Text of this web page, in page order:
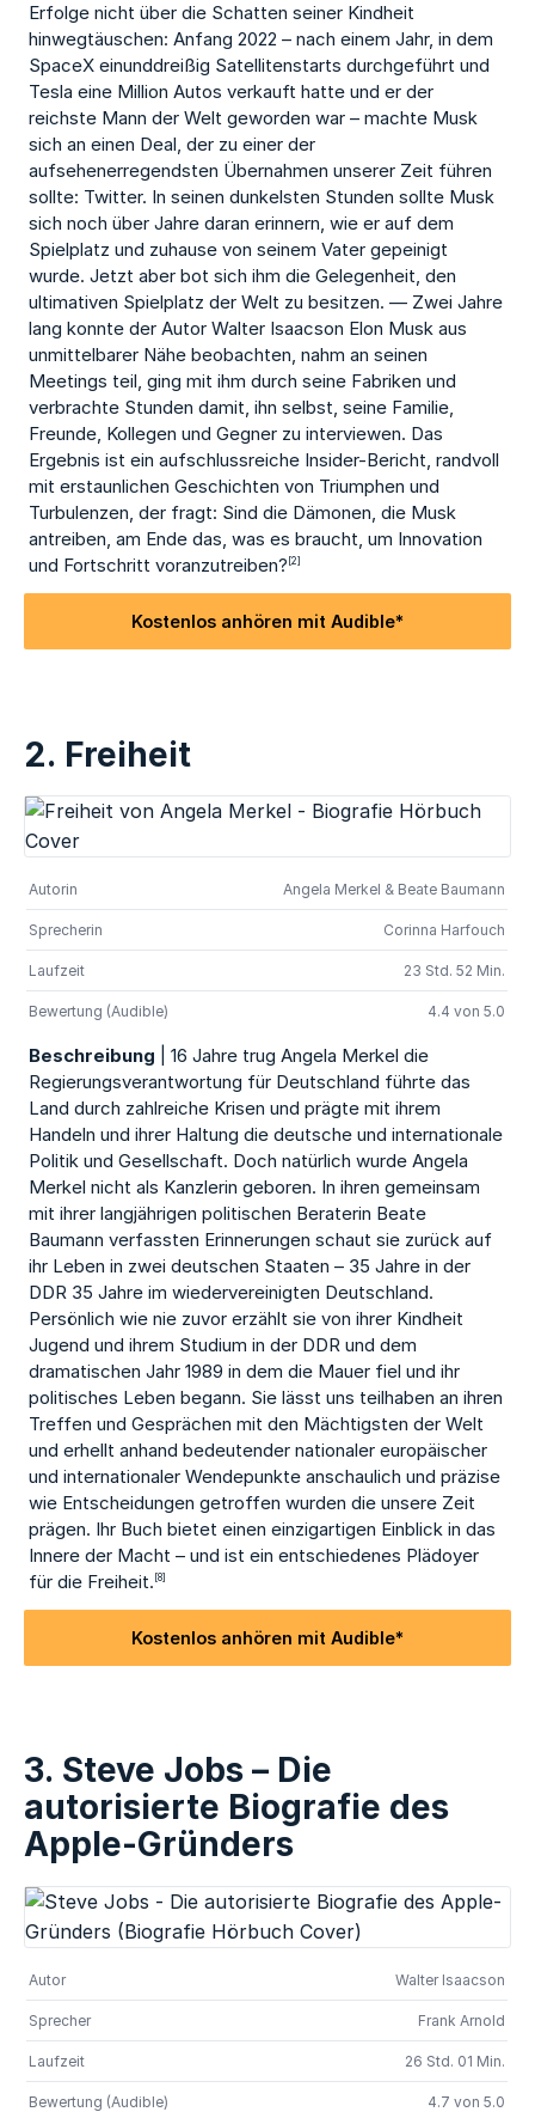
Erfolge nicht über die Schatten seiner Kindheit
hinwegtäuschen: Anfang 2022 – nach einem Jahr, in dem
SpaceX einunddreißig Satellitenstarts durchgeführt und
Tesla eine Million Autos verkauft hatte und er der
reichste Mann der Welt geworden war – machte Musk
sich an einen Deal, der zu einer der
aufsehenerregendsten Übernahmen unserer Zeit führen
sollte: Twitter. In seinen dunkelsten Stunden sollte Musk
sich noch über Jahre daran erinnern, wie er auf dem
Spielplatz und zuhause von seinem Vater gepeinigt
wurde. Jetzt aber bot sich ihm die Gelegenheit, den
ultimativen Spielplatz der Welt zu besitzen. — Zwei Jahre
lang konnte der Autor Walter Isaacson Elon Musk aus
unmittelbarer Nähe beobachten, nahm an seinen
Meetings teil, ging mit ihm durch seine Fabriken und
verbrachte Stunden damit, ihn selbst, seine Familie,
Freunde, Kollegen und Gegner zu interviewen. Das
Ergebnis ist ein aufschlussreiche Insider-Bericht, randvoll
mit erstaunlichen Geschichten von Triumphen und
Turbulenzen, der fragt: Sind die Dämonen, die Musk
antreiben, am Ende das, was es braucht, um Innovation
und Fortschritt voranzutreiben? [2]
Kostenlos anhören mit Audible*
2. Freiheit
Autorin Angela Merkel & Beate Baumann
Sprecherin Corinna Harfouch
Laufzeit 23 Std. 52 Min.
Bewertung (Audible) 4.4 von 5.0
Beschreibung | 16 Jahre trug Angela Merkel die
Regierungsverantwortung für Deutschland führte das
Land durch zahlreiche Krisen und prägte mit ihrem
Handeln und ihrer Haltung die deutsche und internationale
Politik und Gesellschaft. Doch natürlich wurde Angela
Merkel nicht als Kanzlerin geboren. In ihren gemeinsam
mit ihrer langjährigen politischen Beraterin Beate
Baumann verfassten Erinnerungen schaut sie zurück auf
ihr Leben in zwei deutschen Staaten – 35 Jahre in der
DDR 35 Jahre im wiedervereinigten Deutschland.
Persönlich wie nie zuvor erzählt sie von ihrer Kindheit
Jugend und ihrem Studium in der DDR und dem
dramatischen Jahr 1989 in dem die Mauer fiel und ihr
politisches Leben begann. Sie lässt uns teilhaben an ihren
Treffen und Gesprächen mit den Mächtigsten der Welt
und erhellt anhand bedeutender nationaler europäischer
und internationaler Wendepunkte anschaulich und präzise
wie Entscheidungen getroffen wurden die unsere Zeit
prägen. Ihr Buch bietet einen einzigartigen Einblick in das
Innere der Macht – und ist ein entschiedenes Plädoyer
für die Freiheit. [8]
Kostenlos anhören mit Audible*
3. Steve Jobs – Die
autorisierte Biografie des
Apple-Gründers
Autor Walter Isaacson
Sprecher Frank Arnold
Laufzeit 26 Std. 01 Min.
Bewertung (Audible) 4.7 von 5.0